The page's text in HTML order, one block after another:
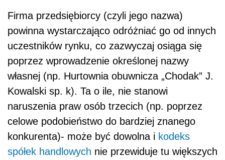
Firma przedsiębiorcy (czyli jego nazwa)
powinna wystarczająco odróżniać go od innych
uczestników rynku, co zazwyczaj osiąga się
poprzez wprowadzenie określonej nazwy
własnej (np. Hurtownia obuwnicza „Chodak” J.
Kowalski sp. k). Ta o ile, nie stanowi
naruszenia praw osób trzecich (np. poprzez
celowe podobieństwo do bardziej znanego
konkurenta)- może być dowolna i kodeks
spółek handlowych nie przewiduje tu większych